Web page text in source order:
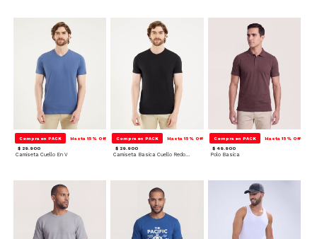
Compra en PACK Hasta 15% Off
$ 29.900
Camiseta Cuello En V
Compra en PACK Hasta 15% Off
$ 29.900
Camiseta Basica Cuello Redondo
Compra en PACK Hasta 15% Off
$ 49.900
Polo Basica